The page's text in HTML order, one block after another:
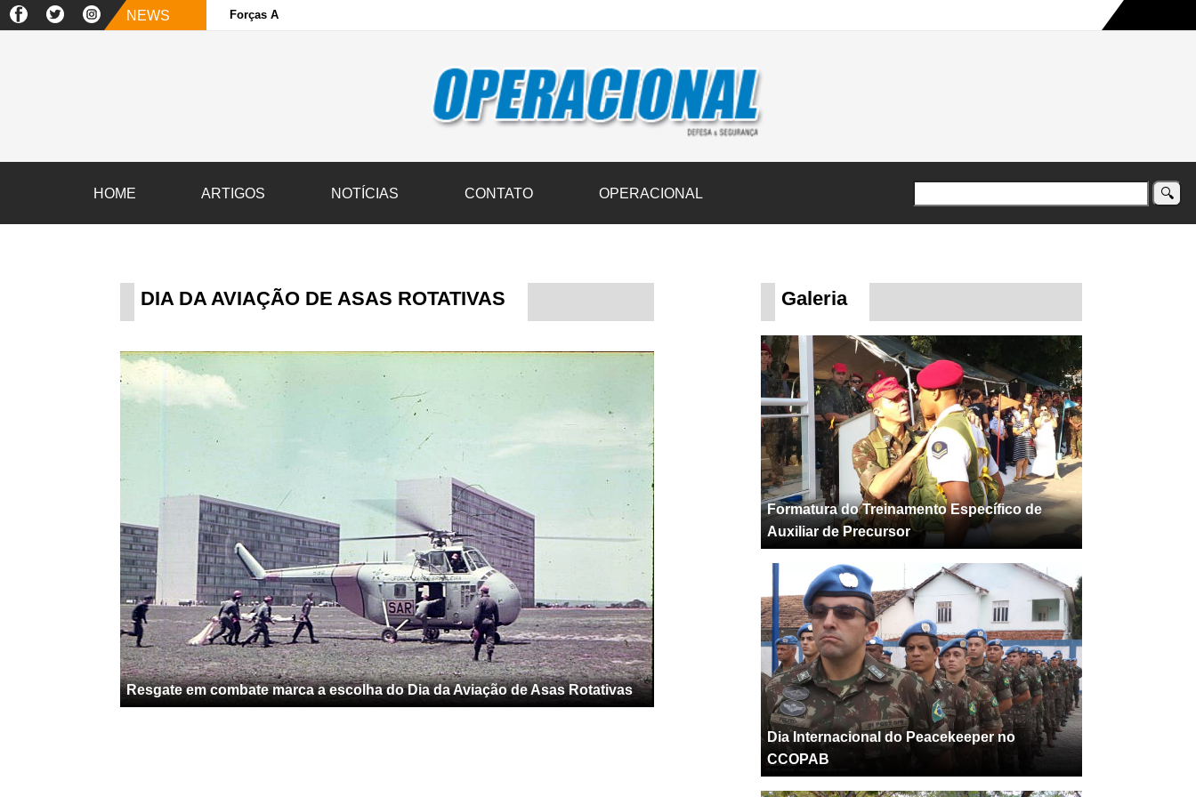
NEWS Forças Armadas e sociedade civil transportam 3,6 mil toneladas de donativos ao Rio Grande do Sul na maior campanha humanitária já registrada no país
HOME ARTIGOS NOTÍCIAS CONTATO OPERACIONAL
DIA DA AVIAÇÃO DE ASAS ROTATIVAS
Resgate em combate marca a escolha do Dia da Aviação de Asas Rotativas
Galeria
Formatura do Treinamento Específico de
Auxiliar de Precursor
Dia Internacional do Peacekeeper no
CCOPAB